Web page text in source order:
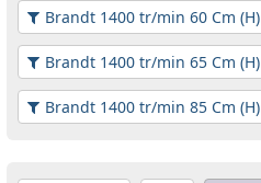
Brandt 1400 tr/min 60 Cm (H)
Brandt 1400 tr/min 65 Cm (H)
Brandt 1400 tr/min 85 Cm (H)